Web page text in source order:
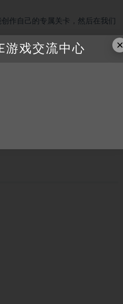
作自己的专属关卡，然后在我们
×
游戏交流中心